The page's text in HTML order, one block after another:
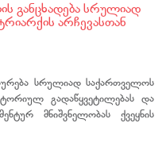
განცხადება სრულიად
არჩევასთან
სრულიად საქართველოს
გადაწყვეტილებას და
მნიშვნელობას ქვეყნის